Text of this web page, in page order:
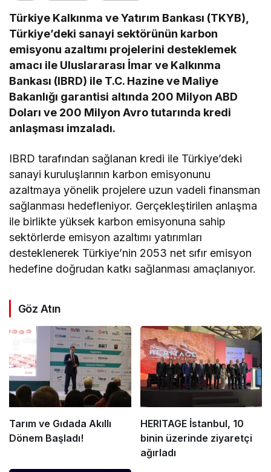
Türkiye Kalkınma ve Yatırım Bankası (TKYB),
Türkiye’deki sanayi sektörünün karbon
emisyonu azaltımı projelerini desteklemek
amacı ile Uluslararası İmar ve Kalkınma
Bankası (IBRD) ile T.C. Hazine ve Maliye
Bakanlığı garantisi altında 200 Milyon ABD
Doları ve 200 Milyon Avro tutarında kredi
anlaşması imzaladı.
IBRD tarafından sağlanan kredi ile Türkiye’deki
sanayi kuruluşlarının karbon emisyonunu
azaltmaya yönelik projelere uzun vadeli finansman
sağlanması hedefleniyor. Gerçekleştirilen anlaşma
ile birlikte yüksek karbon emisyonuna sahip
sektörlerde emisyon azaltımı yatırımları
desteklenerek Türkiye’nin 2053 net sıfır emisyon
hedefine doğrudan katkı sağlanması amaçlanıyor.
Göz Atın
Tarım ve Gıdada Akıllı
Dönem Başladı!
HERITAGE İstanbul, 10
binin üzerinde ziyaretçi
ağırladı